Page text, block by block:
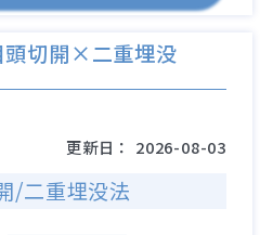
頭切開×二重埋没
更新日： 2026-08-03
/二重埋没法